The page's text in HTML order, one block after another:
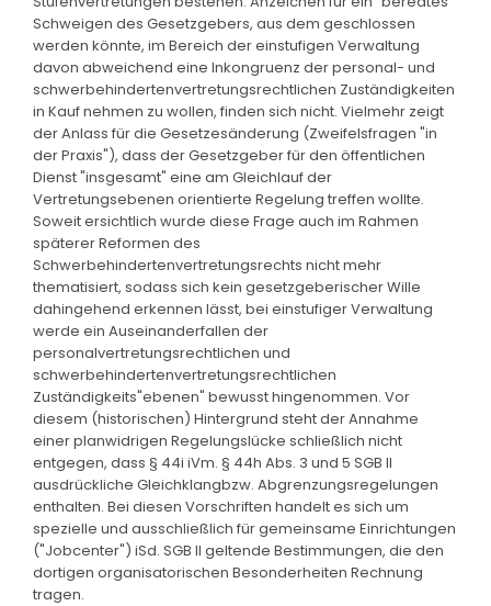
Schweigen des Gesetzgebers, aus dem geschlossen
werden könnte, im Bereich der einstufigen Verwaltung
davon abweichend eine Inkongruenz der personal- und
schwerbehindertenvertretungsrechtlichen Zuständigkeiten
in Kauf nehmen zu wollen, finden sich nicht. Vielmehr zeigt
der Anlass für die Gesetzesänderung (Zweifelsfragen "in
der Praxis"), dass der Gesetzgeber für den öffentlichen
Dienst "insgesamt" eine am Gleichlauf der
Vertretungsebenen orientierte Regelung treffen wollte.
Soweit ersichtlich wurde diese Frage auch im Rahmen
späterer Reformen des
Schwerbehindertenvertretungsrechts nicht mehr
thematisiert, sodass sich kein gesetzgeberischer Wille
dahingehend erkennen lässt, bei einstufiger Verwaltung
werde ein Auseinanderfallen der
personalvertretungsrechtlichen und
schwerbehindertenvertretungsrechtlichen
Zuständigkeits"ebenen" bewusst hingenommen. Vor
diesem (historischen) Hintergrund steht der Annahme
einer planwidrigen Regelungslücke schließlich nicht
entgegen, dass § 44i iVm. § 44h Abs. 3 und 5 SGB II
ausdrückliche Gleichklangbzw. Abgrenzungsregelungen
enthalten. Bei diesen Vorschriften handelt es sich um
spezielle und ausschließlich für gemeinsame Einrichtungen
("Jobcenter") iSd. SGB II geltende Bestimmungen, die den
dortigen organisatorischen Besonderheiten Rechnung
tragen.